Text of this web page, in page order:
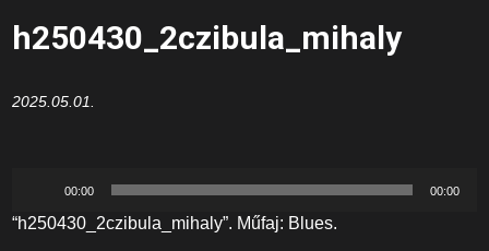
h250430_2czibula_mihaly
2025.05.01.
00:00 00:00
“h250430_2czibula_mihaly”. Műfaj: Blues.